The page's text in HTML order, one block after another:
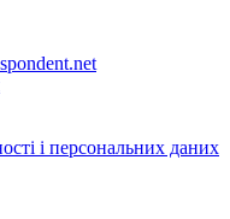
і персональних даних